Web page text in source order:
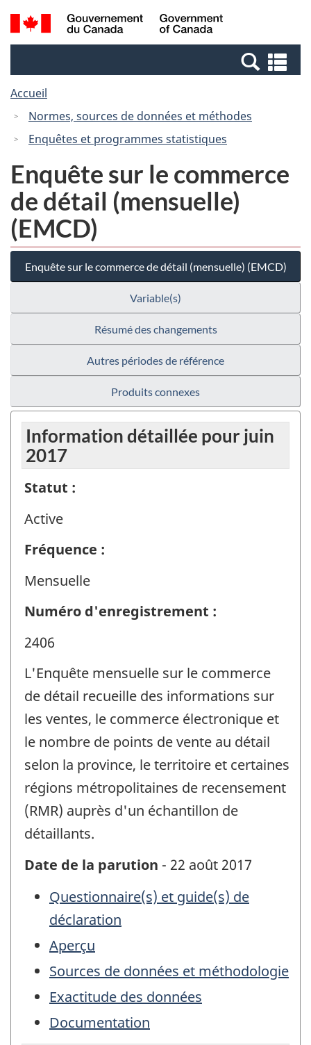
Passer
au
Passer
à
Canada
Recherche
et
et
Accueil
Normes, sources de données et méthodes
Enquêtes et programmes statistiques
Enquête sur le commerce
de détail (mensuelle)
(EMCD)
Enquête sur le commerce de détail (mensuelle) (EMCD)
Variable(s)
Résumé des changements
Autres périodes de référence
Produits connexes
Information détaillée pour juin
2017
Statut :
Active
Fréquence :
Mensuelle
Numéro d'enregistrement :
2406
L'Enquête mensuelle sur le commerce
de détail recueille des informations sur
les ventes, le commerce électronique et
le nombre de points de vente au détail
selon la province, le territoire et certaines
régions métropolitaines de recensement
(RMR) auprès d'un échantillon de
détaillants.
Date de la parution - 22 août 2017
Questionnaire(s) et guide(s) de
déclaration
Aperçu
Sources de données et méthodologie
Exactitude des données
Documentation